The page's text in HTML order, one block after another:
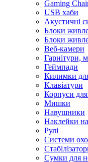
Gaming
USB хаби
Акустичні
Блоки
Блоки
Веб-камери
Гарнітури,
Геймпади
Килимки
Клавіатури
Корпуси
Мишки
Навушники
Наклейки на
Рулі
Системи
Сумки для